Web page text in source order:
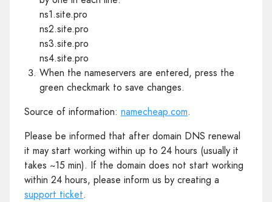
ns1.site.pro
ns2.site.pro
ns3.site.pro
ns4.site.pro
When the nameservers are entered, press the
green checkmark to save changes.
Source of information: namecheap.com.
Please be informed that after domain DNS renewal
it may start working within up to 24 hours (usually it
takes ~15 min). If the domain does not start working
within 24 hours, please inform us by creating a
support ticket.